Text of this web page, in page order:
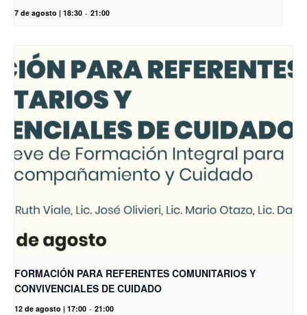
7 de agosto | 18:30 - 21:00
FORMACIÓN PARA REFERENTES COMUNITARIOS Y
CONVIVENCIALES DE CUIDADO
12 de agosto | 17:00 - 21:00